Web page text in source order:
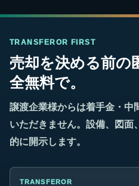
TRANSFEROR FIRST
売却を決める前の
全無料で。
譲渡企業様からは着手金・中
いただきません。設備、図面
的に開示します。
TRANSFEROR